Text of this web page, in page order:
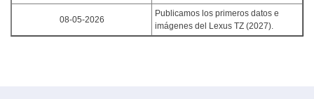
08-05-2026
Publicamos los primeros datos e
imágenes del Lexus TZ (2027).